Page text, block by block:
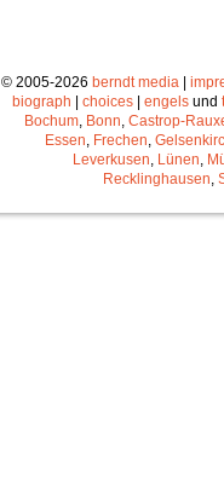
© 2005-2026 berndt media |
biograph | choices | engels und
Bochum Bonn Castrop-
Essen Frechen
Leverkusen Lünen
Recklinghausen